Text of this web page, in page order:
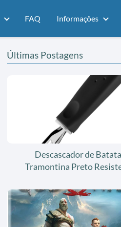
FAQ Informações
Últimas Postagens
Descascador de
Tramontina Preto